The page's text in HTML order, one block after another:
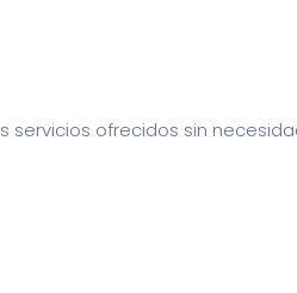
servicios ofrecidos sin